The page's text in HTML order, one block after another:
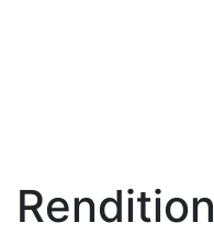
Rendition